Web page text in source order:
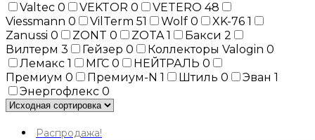
Valtec 0 VEKTOR 0 VETERO 48
Viessmann 0 VilTerm 51 Wolf 0 XK-76 1
Zanussi 0 ZONT 0 ZOTA 1 Бакси 2
Вилтерм 3 Гейзер 0 Коллекторы Valogin 0
Лемакс 1 МГС 0 НЕЙТРАЛЬ 0
Премиум 0 Премиум-N 1 Штиль 0 Эван 1
Энергофлекс 0
Распродажа!